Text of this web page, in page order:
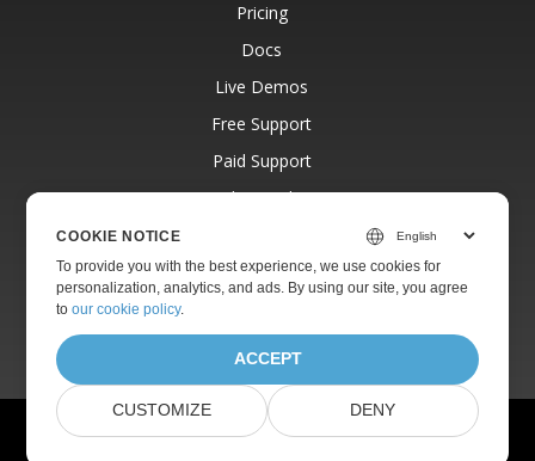
Pricing
Docs
Live Demos
Free Support
Paid Support
Paid Consulting
Websites
© Aspose Pty Ltd 2001-2026.
COOKIE NOTICE
To provide you with the best experience, we use cookies for
personalization, analytics, and ads. By using our site, you agree
toour cookie policy.
ACCEPT
CUSTOMIZE DENY